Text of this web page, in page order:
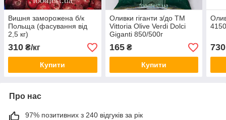
Вишня заморожена б/к
Польща (фасування від
2,5 кг)
310 ₴/кг
Купити
Оливки гіганти з/до ТМ
Vittoria Olive Verdi Dolci
Giganti 850/500г
165₴
Купити
730
Про нас
97% позитивних з 240 відгуків за рік